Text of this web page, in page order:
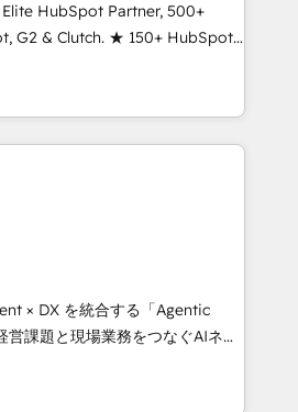
HubSpot Partner, 500+
G2 & Clutch. ★ 150+ HubSpot
across the team ★
across five continents ★ AI-
obsessed ★
INSIDEA helps
workflows that drive adoption
What we do ➤
with workflows built
not a template. ➤ Migration:
CRM. Zero downtime, full data
Sales, marketing, and
➤ AI and Integrations: Layer
× DX を統合する「Agentic
ーとして、HubSpot Eliteの実装
します。 💡 100inc は何